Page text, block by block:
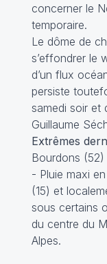
concerner le
temporaire.
Le dôme de
s’effondrer le
d’un flux
persiste
samedi soir et
Guillaume
Extrêmes
Bourdons
- Pluie maxi
(15) et
sous certains
du centre du
Alpes.